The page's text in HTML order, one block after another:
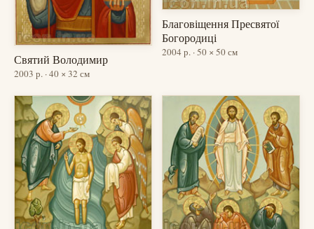
Святий Володимир
2003 р. · 40 × 32 см
Благовіщення Пресвятої
Богородиці
2004 р. · 50 × 50 см